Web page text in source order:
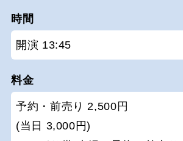
時間
開演 13:45
料金
予約・前売り 2,500円
(当日 3,000円)